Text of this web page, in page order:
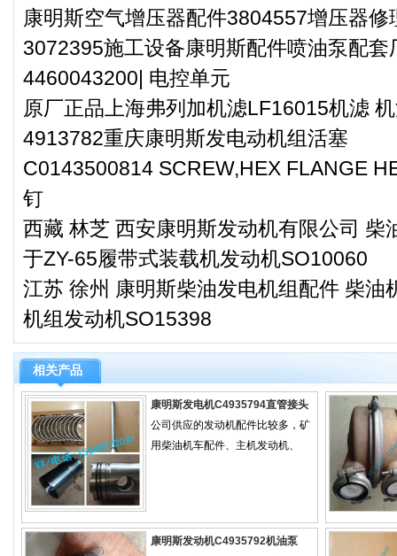
康明斯空气增压器配件3804557增压器修
3072395施工设备康明斯配件喷油泵配套
4460043200| 电控单元
原厂正品上海弗列加机滤LF16015机滤
4913782重庆康明斯发电动机组活塞
C0143500814 SCREW,HEX FLANGE
钉
西藏 林芝 西安康明斯发动机有限公司 柴
于ZY-65履带式装载机发动机SO10060
江苏 徐州 康明斯柴油发电机组配件 柴油
机组发动机SO15398
相关产品
康明斯发电机C4935794直管接头
公司供应的发动机配件比较多，矿
用柴油机车配件、主机发动机、
康明斯发动机C4935792机油泵